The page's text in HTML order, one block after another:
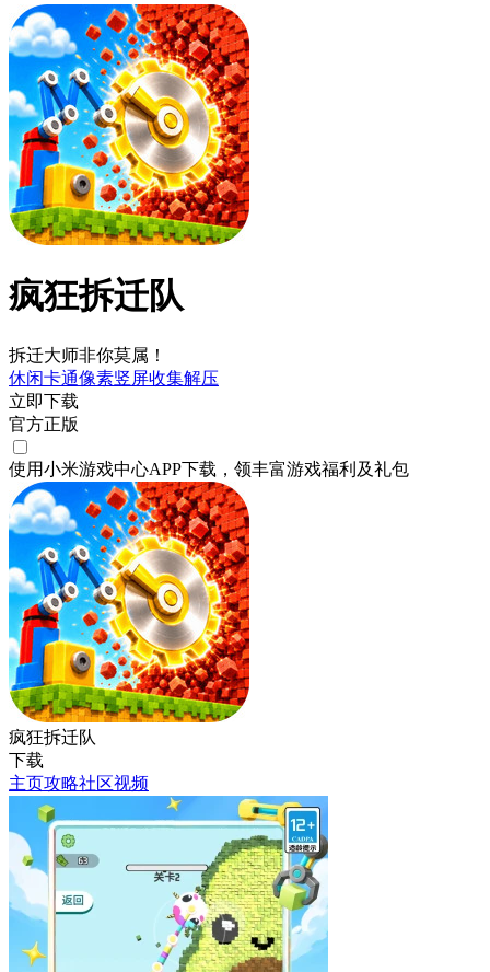
疯狂拆迁队
拆迁大师非你莫属！
休闲卡通像素竖屏收集解压
立即下载
官方正版
使用小米游戏中心APP下载 ，领丰富游戏福利 及礼包
疯狂拆迁队
下载
主页攻略社区视频